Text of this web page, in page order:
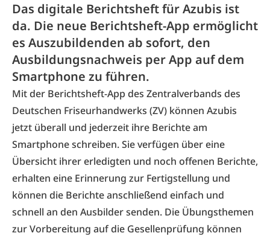
Das digitale Berichtsheft für Azubis ist
da. Die neue Berichtsheft-App ermöglicht
es Auszubildenden ab sofort, den
Ausbildungsnachweis per App auf dem
Smartphone zu führen.
Mit der Berichtsheft-App des Zentralverbands des
Deutschen Friseurhandwerks (ZV) können Azubis
jetzt überall und jederzeit ihre Berichte am
Smartphone schreiben. Sie verfügen über eine
Übersicht ihrer erledigten und noch offenen Berichte,
erhalten eine Erinnerung zur Fertigstellung und
können die Berichte anschließend einfach und
schnell an den Ausbilder senden. Die Übungsthemen
zur Vorbereitung auf die Gesellenprüfung können